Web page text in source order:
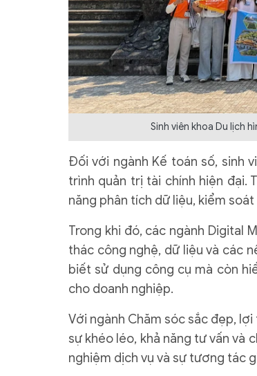
Sinh viên khoa Du lịch
Đối với ngành Kế toán số, sinh
trình quản trị tài chính hiện đại.
năng phân tích dữ liệu, kiểm
Trong khi đó, các ngành Digital
thác công nghệ, dữ liệu và các
biết sử dụng công cụ mà còn
cho doanh nghiệp.
Với ngành Chăm sóc sắc đẹp,
sự khéo léo, khả năng tư vấn và
nghiệm dịch vụ và sự tương tác